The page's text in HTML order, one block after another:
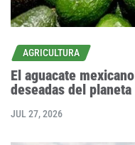
AGRICULTURA
El aguacate
deseadas del planeta
JUL 27, 2026